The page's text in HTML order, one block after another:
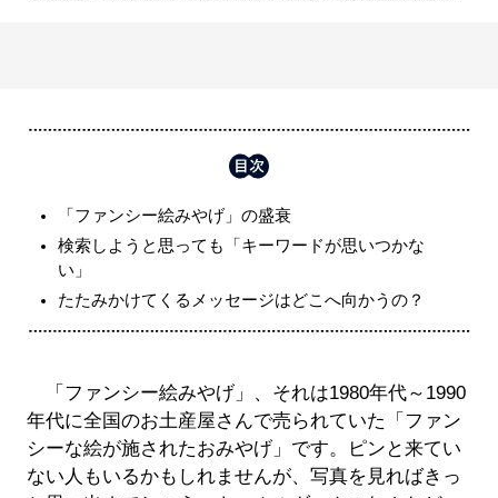
「ファンシー絵みやげ」の盛衰
検索しようと思っても「キーワードが思いつかな
い」
たたみかけてくるメッセージはどこへ向かうの？
「ファンシー絵みやげ」、それは1980年代～1990
年代に全国のお土産屋さんで売られていた「ファン
シーな絵が施されたおみやげ」です。ピンと来てい
ない人もいるかもしれませんが、写真を見ればきっ